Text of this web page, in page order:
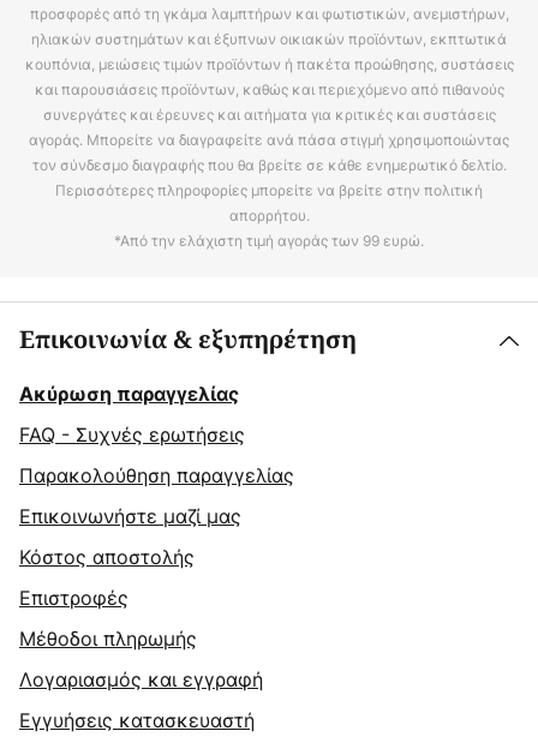
προσφορές από τη γκάμα λαμπτήρων και φωτιστικών, ανεμιστήρων,
ηλιακών συστημάτων και έξυπνων οικιακών προϊόντων, εκπτωτικά
κουπόνια, μειώσεις τιμών προϊόντων ή πακέτα προώθησης, συστάσεις
και παρουσιάσεις προϊόντων, καθώς και περιεχόμενο από πιθανούς
συνεργάτες και έρευνες και αιτήματα για κριτικές και συστάσεις
αγοράς. Μπορείτε να διαγραφείτε ανά πάσα στιγμή χρησιμοποιώντας
τον σύνδεσμο διαγραφής που θα βρείτε σε κάθε ενημερωτικό δελτίο.
Περισσότερες πληροφορίες μπορείτε να βρείτε στην πολιτική
απορρήτου.
*Από την ελάχιστη τιμή αγοράς των 99 ευρώ.
Επικοινωνία & εξυπηρέτηση
Ακύρωση παραγγελίας
FAQ - Συχνές ερωτήσεις
Παρακολούθηση παραγγελίας
Επικοινωνήστε μαζί μας
Κόστος αποστολής
Επιστροφές
Μέθοδοι πληρωμής
Λογαριασμός και εγγραφή
Εγγυήσεις κατασκευαστή